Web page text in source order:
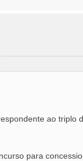
ao triplo
para